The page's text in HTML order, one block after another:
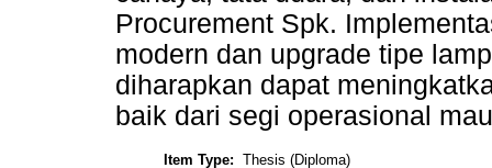
Procurement Spk.
modern dan upgrade tipe
diharapkan dapat
baik dari segi operasional
Item Type: Thesis (Diploma)